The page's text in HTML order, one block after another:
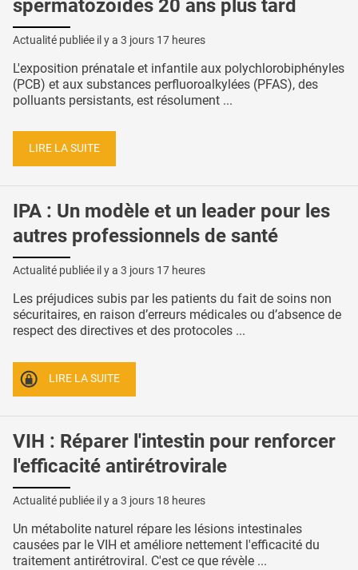
spermatozoïdes 20 ans plus tard
Actualité publiée il y a 3 jours 17 heures
L'exposition prénatale et infantile aux polychlorobiphényles
(PCB) et aux substances perfluoroalkylées (PFAS), des
polluants persistants, est résolument ...
LIRE LA SUITE
IPA : Un modèle et un leader pour les
autres professionnels de santé
Actualité publiée il y a 3 jours 17 heures
Les préjudices subis par les patients du fait de soins non
sécuritaires, en raison d’erreurs médicales ou d’absence de
respect des directives et des protocoles ...
LIRE LA SUITE
VIH : Réparer l'intestin pour renforcer
l'efficacité antirétrovirale
Actualité publiée il y a 3 jours 18 heures
Un métabolite naturel répare les lésions intestinales
causées par le VIH et améliore nettement l'efficacité du
traitement antirétroviral. C'est ce que révèle ...